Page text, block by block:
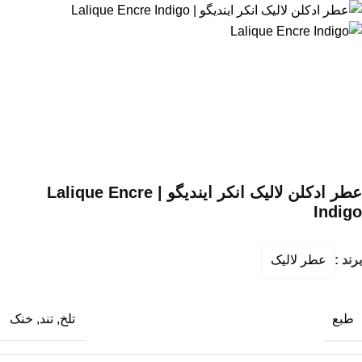
عطر ادکلن لالیک انکر ایندیگو | Lalique Encre
Indigo
برند : عطر لالیک
طبع تلخ, تند, خنک